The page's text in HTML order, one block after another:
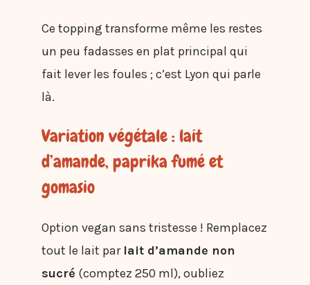
Ce topping transforme même les restes
un peu fadasses en plat principal qui
fait lever les foules ; c’est Lyon qui parle
là.
Variation végétale : lait
d’amande, paprika fumé et
gomasio
Option vegan sans tristesse ! Remplacez
tout le lait par lait d’amande non
sucré (comptez 250 ml), oubliez